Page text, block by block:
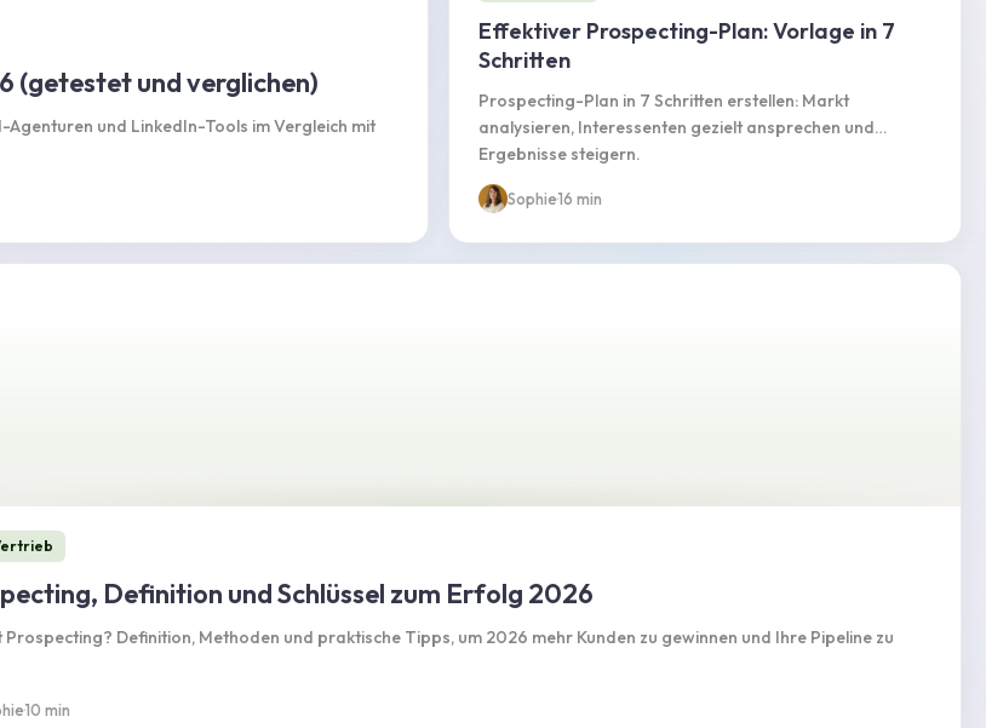
(getestet und verglichen)
und LinkedIn-Tools im Vergleich mit
Effektiver Prospecting-Plan: Vorlage in 7
Schritten
Prospecting-Plan in 7 Schritten erstellen: Markt
analysieren, Interessenten gezielt ansprechen und
Ergebnisse steigern.
Sophie·16 min
Definition und Schlüssel zum Erfolg 2026
Prospecting? Definition, Methoden und praktische Tipps, um 2026 mehr Kunden zu gewinnen und Ihre Pipeline zu
·10 min